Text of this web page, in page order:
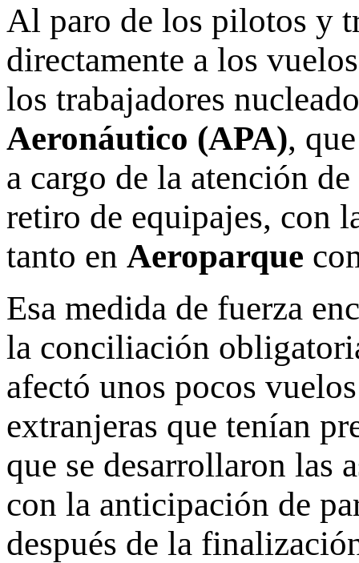
Al paro de los pilotos y
directamente a los
los trabajadores
Aeronáutico (APA),
a cargo de la atención
retiro de equipajes, con
tanto en Aeroparque
Esa medida de fuerza
la conciliación
afectó unos pocos
extranjeras que tenían
que se desarrollaron las
con la anticipación de
después de la